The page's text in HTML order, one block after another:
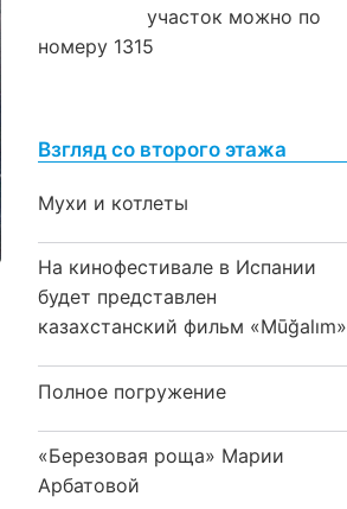
участок можно по
номеру 1315
Взгляд со второго этажа
Мухи и котлеты
На кинофестивале в Испании
будет представлен
казахстанский фильм «Mūğalım»
Полное погружение
«Березовая роща» Марии
Арбатовой